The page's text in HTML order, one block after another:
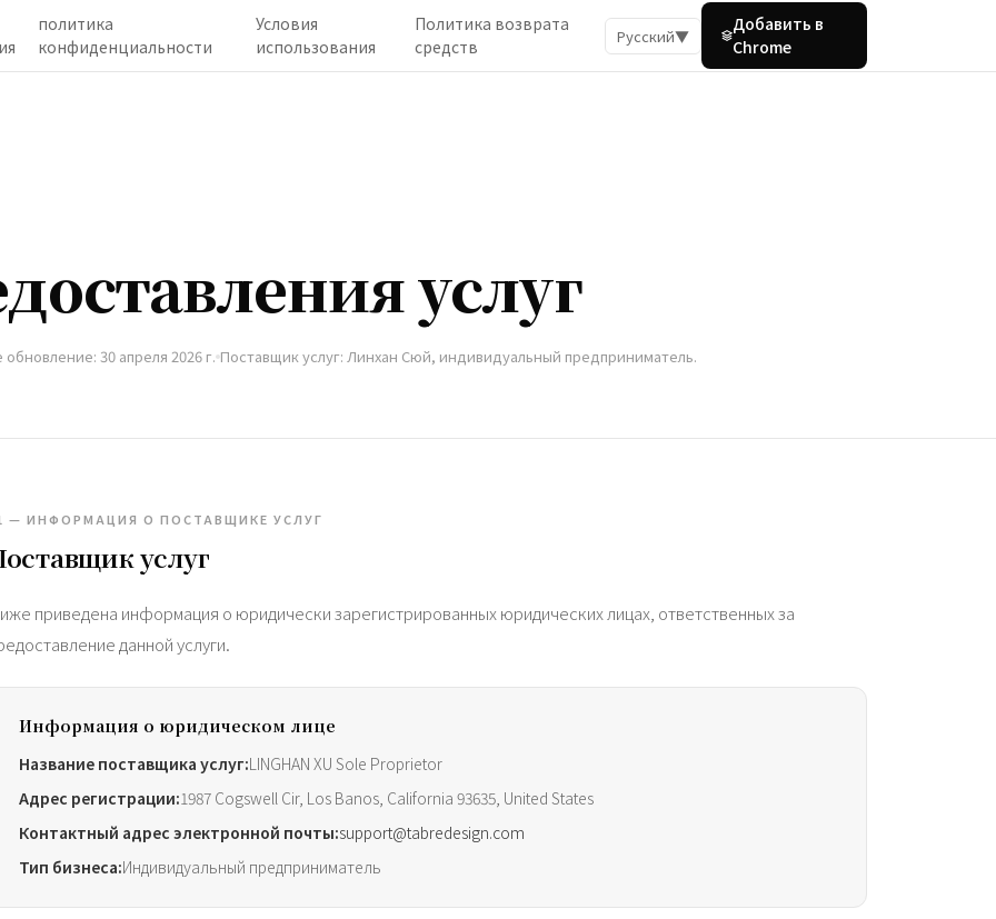
политика
конфиденциальности
Условия
использования
Политика возврата
средств
Русский▼
Добавить в
Chrome
услуг
30 апреля 2026 г. Поставщик услуг: Линхан Сюй, индивидуальный предприниматель.
— ИНФОРМАЦИЯ О ПОСТАВЩИКЕ УСЛУГ
услуг
приведена информация о юридически зарегистрированных юридических лицах, ответственных за
данной услуги.
Информация о юридическом лице
Название поставщика услуг:LINGHAN XU Sole Proprietor
Адрес регистрации:1987 Cogswell Cir, Los Banos, California 93635, United States
Контактный адрес электронной почты:support@tabredesign.com
Тип бизнеса:Индивидуальный предприниматель